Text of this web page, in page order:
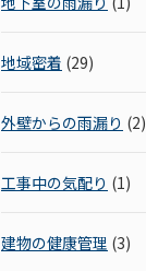
地域密着 (29)
外壁からの雨漏り (2)
工事中の気配り (1)
建物の健康管理 (3)